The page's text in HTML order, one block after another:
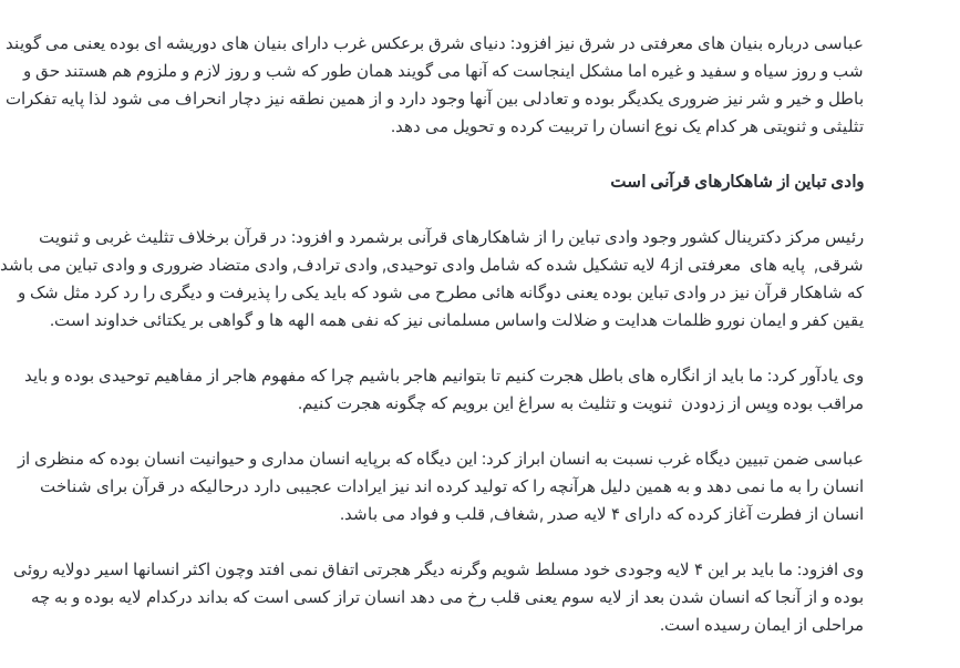
عباسی درباره بنیان های معرفتی در شرق نیز افزود: دنیای شرق برعکس غرب دارای بنیان های دوریشه ای بوده یعنی می گویند
شب و روز سیاه و سفید و غیره اما مشکل اینجاست که آنها می گویند همان طور که شب و روز لازم و ملزوم هم هستند حق و
باطل و خیر و شر نیز ضروری یکدیگر بوده و تعادلی بین آنها وجود دارد و از همین نطقه نیز دچار انحراف می شود لذا پایه تفکرات
تثلیثی و ثنویتی هر کدام یک نوع انسان را تربیت کرده و تحویل می دهد.
وادی تباین از شاهکارهای قرآنی است
رئیس مرکز دکترینال کشور وجود وادی تباین را از شاهکارهای قرآنی برشمرد و افزود: در قرآن برخلاف تثلیث غربی و ثنویت
شرقی, پایه های معرفتی از4 لایه تشکیل شده که شامل وادی توحیدی, وادی ترادف, وادی متضاد ضروری و وادی تباین می باشد
که شاهکار قرآن نیز در وادی تباین بوده یعنی دوگانه هائی مطرح می شود که باید یکی را پذیرفت و دیگری را رد کرد مثل شک و
یقین کفر و ایمان نورو ظلمات هدایت و ضلالت واساس مسلمانی نیز که نفی همه الهه ها و گواهی بر یکتائی خداوند است.
وی یادآور کرد: ما باید از انگاره های باطل هجرت کنیم تا بتوانیم هاجر باشیم چرا که مفهوم هاجر از مفاهیم توحیدی بوده و باید
مراقب بوده وپس از زدودن ثنویت و تثلیث به سراغ این برویم که چگونه هجرت کنیم.
عباسی ضمن تبیین دیگاه غرب نسبت به انسان ابراز کرد: این دیگاه که برپایه انسان مداری و حیوانیت انسان بوده که منظری از
انسان را به ما نمی دهد و به همین دلیل هرآنچه را که تولید کرده اند نیز ایرادات عجیبی دارد درحالیکه در قرآن برای شناخت
انسان از فطرت آغاز کرده که دارای ۴ لایه صدر ,شغاف, قلب و فواد می باشد.
وی افزود: ما باید بر این ۴ لایه وجودی خود مسلط شویم وگرنه دیگر هجرتی اتفاق نمی افتد وچون اکثر انسانها اسیر دولایه روئی
بوده و از آنجا که انسان شدن بعد از لایه سوم یعنی قلب رخ می دهد انسان تراز کسی است که بداند درکدام لایه بوده و به چه
مراحلی از ایمان رسیده است.